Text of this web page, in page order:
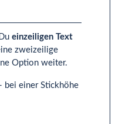
einzeiligen Text
zweizeilige
Option weiter.
bei einer Stickhöhe